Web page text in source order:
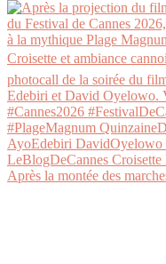
Après la montée des